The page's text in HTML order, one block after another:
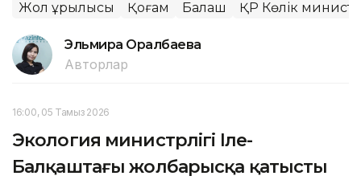
Жол құрылысы Қоғам Балқаш ҚР Көлік
Эльмира Оралбаева
Авторлар
16:00, 05 Тамыз 2026
Экология министрлігі Іле-
Балқаштағы жолбарысқа қатысты